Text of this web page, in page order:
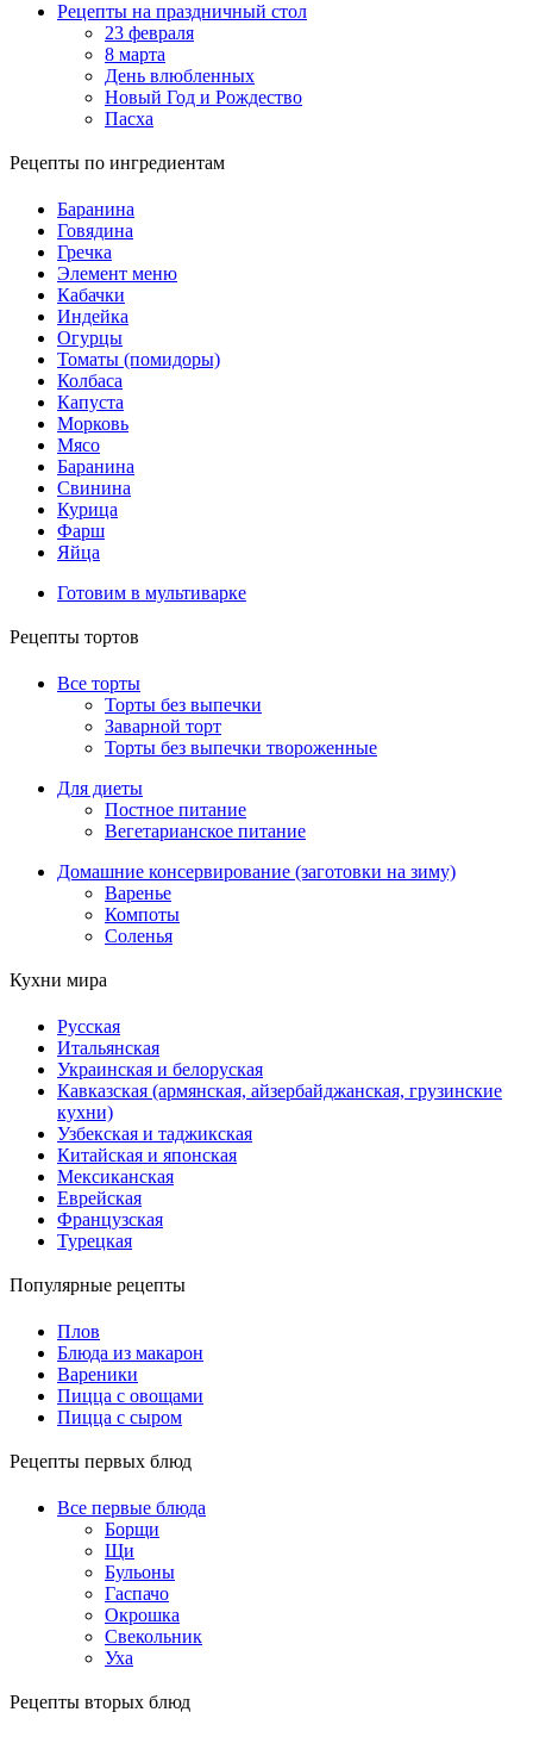
Рецепты на праздничный стол
23 февраля
8 марта
День влюбленных
Новый Год и Рождество
Пасха
Рецепты по ингредиентам
Баранина
Говядина
Гречка
Элемент меню
Кабачки
Индейка
Огурцы
Томаты (помидоры)
Колбаса
Капуста
Морковь
Мясо
Баранина
Свинина
Курица
Фарш
Яйца
Готовим в мультиварке
Рецепты тортов
Все торты
Торты без выпечки
Заварной торт
Торты без выпечки твороженные
Для диеты
Постное питание
Вегетарианское питание
Домашние консервирование (заготовки на зиму)
Варенье
Компоты
Соленья
Кухни мира
Русская
Итальянская
Украинская и белоруская
Кавказская (армянская, айзербайджанская, грузинские
кухни)
Узбекская и таджикская
Китайская и японская
Мексиканская
Еврейская
Французская
Турецкая
Популярные рецепты
Плов
Блюда из макарон
Вареники
Пицца с овощами
Пицца с сыром
Рецепты первых блюд
Все первые блюда
Борщи
Щи
Бульоны
Гаспачо
Окрошка
Свекольник
Уха
Рецепты вторых блюд